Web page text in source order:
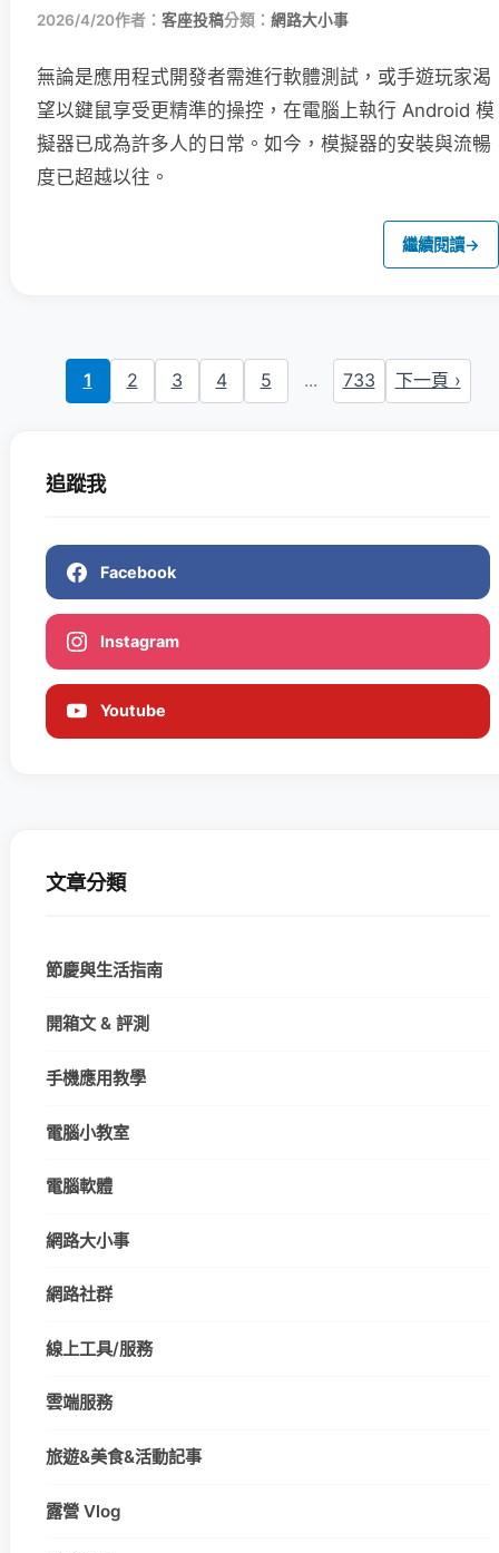
2026/4/20作者： 客座投稿分類： 網路大小事
無論是應用程式開發者需進行軟體測試，或手遊玩家渴
望以鍵鼠享受更精準的操控，在電腦上執行 Android 模
擬器已成為許多人的日常。如今，模擬器的安裝與流暢
度已超越以往。
繼續閱讀→
1 2 3 4 5 ... 733 下一頁 ›
追蹤我
Facebook
Instagram
Youtube
文章分類
節慶與生活指南
開箱文 & 評測
手機應用教學
電腦小教室
電腦軟體
網路大小事
網路社群
線上工具/服務
雲端服務
旅遊&美食&活動記事
露營 Vlog